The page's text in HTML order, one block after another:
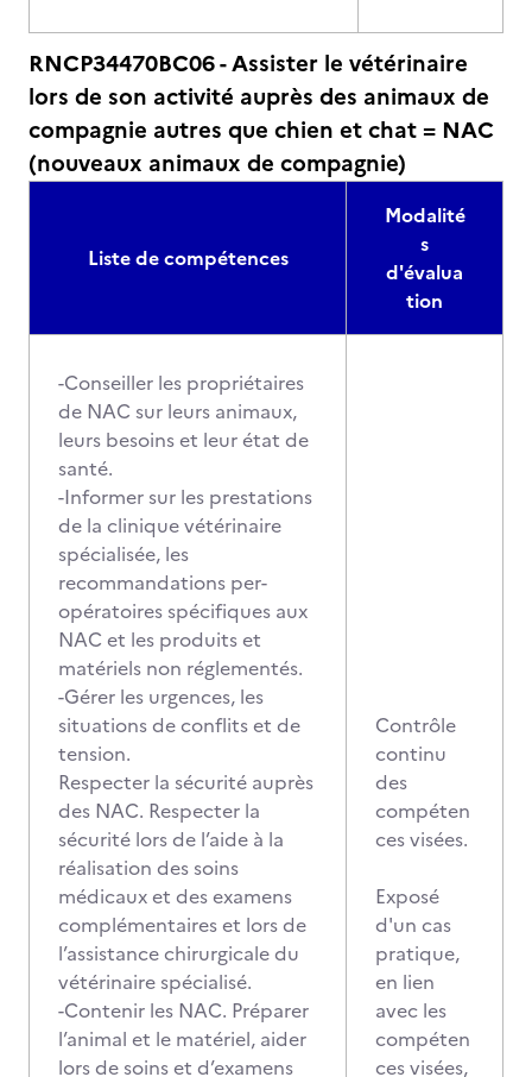
RNCP34470BC06 - Assister le vétérinaire
lors de son activité auprès des animaux de
compagnie autres que chien et chat = NAC
(nouveaux animaux de compagnie)
Liste de compétences
Modalité
s
d'évalua
tion
-Conseiller les propriétaires
de NAC sur leurs animaux,
leurs besoins et leur état de
santé.
-Informer sur les prestations
de la clinique vétérinaire
spécialisée, les
recommandations per-
opératoires spécifiques aux
NAC et les produits et
matériels non réglementés.
-Gérer les urgences, les
situations de conflits et de
tension.
Respecter la sécurité auprès
des NAC. Respecter la
sécurité lors de l’aide à la
réalisation des soins
médicaux et des examens
complémentaires et lors de
l’assistance chirurgicale du
vétérinaire spécialisé.
-Contenir les NAC. Préparer
l’animal et le matériel, aider
lors de soins et d’examens
Contrôle
continu
des
compéten
ces visées.
Exposé
d'un cas
pratique,
en lien
avec les
compéten
ces visées,